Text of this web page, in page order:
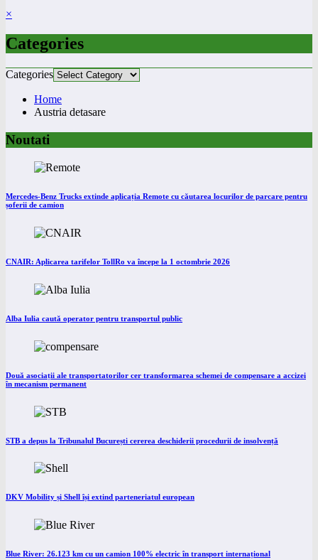
×
Categories
Categories
Home
Austria detasare
Noutati
Mercedes-Benz Trucks extinde aplicația Remote cu căutarea locurilor de parcare pentru
șoferii de camion
CNAIR: Aplicarea tarifelor TollRo va începe la 1 octombrie 2026
Alba Iulia caută operator pentru transportul public
Două asociații ale transportatorilor cer transformarea schemei de compensare a accizei
în mecanism permanent
STB a depus la Tribunalul București cererea deschiderii procedurii de insolvență
DKV Mobility și Shell își extind parteneriatul european
Blue River: 26.123 km cu un camion 100% electric în transport internațional